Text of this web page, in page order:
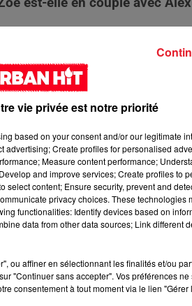
avec Alexis, malgré son couple
se fait violemment
vie privée est notre priorité
based on your consent and/or our legitimate
Create profiles for personalised
Measure content performance;
and improve services; Create profiles to
content; Ensure security, prevent and
privacy choices. These technologies
functionalities: Identify devices based on
data from other data sources; Link different
ou affiner en sélectionnant les finalités et/ou
"Continuer sans accepter". Vos préférences
consentement à tout moment via le lien